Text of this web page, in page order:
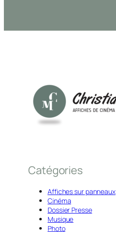
Catégories
Affiches sur panneaux
Cinéma
Dossier Presse
Musique
Photo